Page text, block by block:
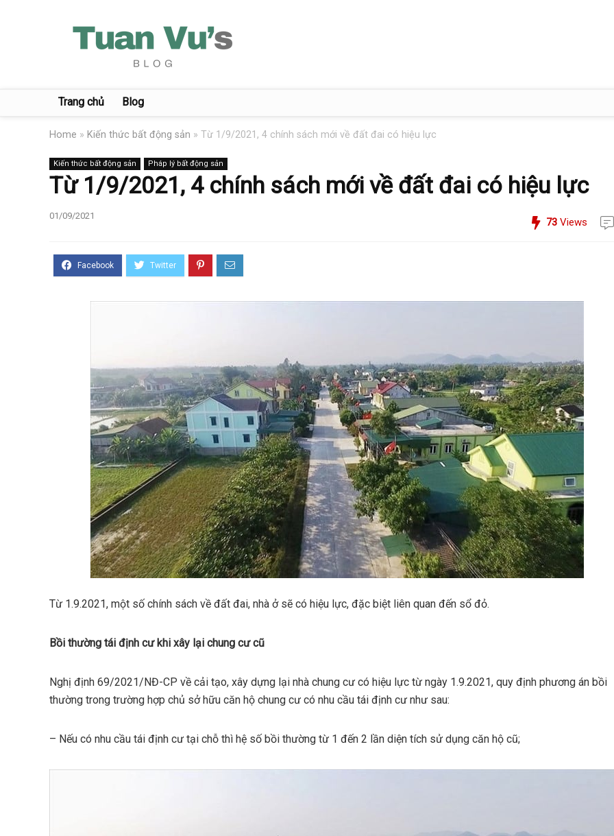
Trang chủ Blog
Home » Kiến thức bất động sản » Từ 1/9/2021, 4 chính sách mới về đất đai có hiệu lực
Kiến thức bất động sản Pháp lý bất động sản
Từ 1/9/2021, 4 chính sách mới về đất đai có hiệu lực
01/09/2021
73 Views
Từ 1.9.2021, một số chính sách về đất đai, nhà ở sẽ có hiệu lực, đặc biệt liên quan đến sổ đỏ.
Bồi thường tái định cư khi xây lại chung cư cũ
Nghị định 69/2021/NĐ-CP về cải tạo, xây dựng lại nhà chung cư có hiệu lực từ ngày 1.9.2021, quy định phương án bồi
thường trong trường hợp chủ sở hữu căn hộ chung cư có nhu cầu tái định cư như sau:
– Nếu có nhu cầu tái định cư tại chỗ thì hệ số bồi thường từ 1 đến 2 lần diện tích sử dụng căn hộ cũ;